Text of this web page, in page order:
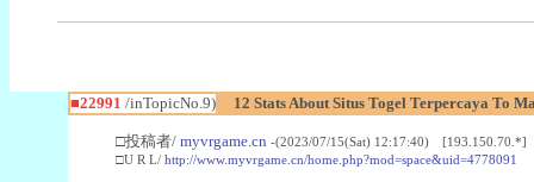
■22991 /inTopicNo.9) 12 Stats About Situs Togel Terpercaya To
□投稿者/ myvrgame.cn -(2023/07/15(Sat) 12:17:40) [193.150.70.*]
□U R L/ http://www.myvrgame.cn/home.php?mod=space&uid=4778091